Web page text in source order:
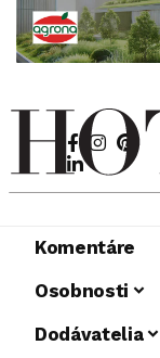
Komentáre
Osobnosti
Dodávatelia